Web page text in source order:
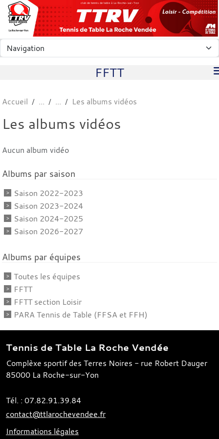
club de tennis de table à La Roche-sur-Yon
FFTT
Accueil Les albums vidéos
Les albums vidéos
Aucun album vidéo
Albums par saison
Saison 2022-2023
Saison 2023-2024
Saison 2024-2025
Saison 2026-2027
Albums par équipes
Toutes les équipes
FFTT
FFTT section Loisir
PARA Tennis de Table (FFSA et FFH)
Tennis de Table La Roche Vendée
Complèxe sportif des Terres Noires - rue Robert Dauger
85000 La Roche-sur-Yon
Tél. : 07.82.91.39.84
contact@ttlarochevendee.fr
Informations légales
Panneau de gestion des cookies